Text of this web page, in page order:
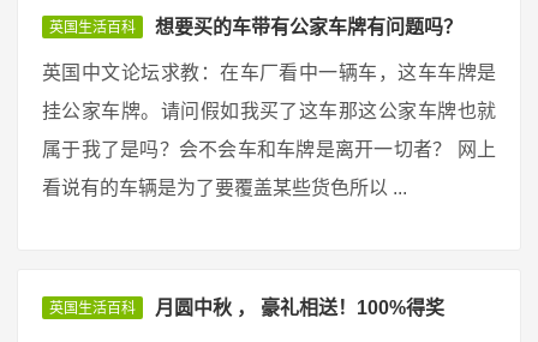
英国生活百科 想要买的车带有公家车牌有问题吗？
英国中文论坛求教：在车厂看中一辆车，这车车牌是
挂公家车牌。请问假如我买了这车那这公家车牌也就
属于我了是吗？会不会车和车牌是离开一切者？ 网上
看说有的车辆是为了要覆盖某些货色所以 ...
英国生活百科 月圆中秋 ， 豪礼相送！100%得奖